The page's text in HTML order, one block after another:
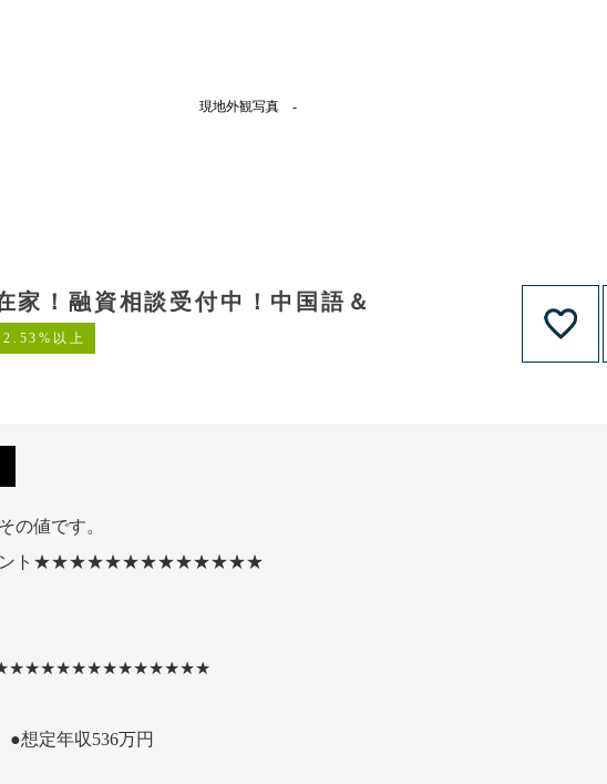
現地外観写真 -
家！融資相談受付中！中国語＆
以上
の値です。
ント★★★★★★★★★★★★★
想定年収536万円